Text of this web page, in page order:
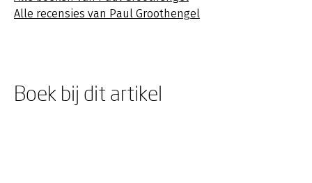
Alle recensies van Paul Groothengel
Boek bij dit artikel